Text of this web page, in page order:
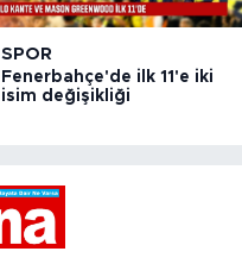
SPOR
Fenerbahçe'de ilk 11'e iki
isim değişikliği